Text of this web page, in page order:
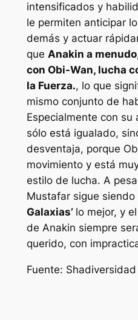
intensificados y
le permiten anticipar
demás y actuar
que Anakin a
con Obi-Wan, lucha
la Fuerza., lo que
mismo conjunto de
Especialmente con
sólo está igualado,
desventaja, porque
movimiento y está
estilo de lucha. A
Mustafar sigue siendo
Galaxias’ lo mejor, y
de Anakin siempre
querido, con
Fuente: Shadiversidad